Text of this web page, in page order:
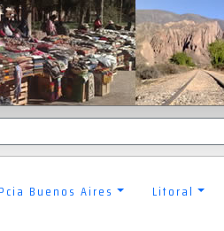
Pcia Buenos Aires Litoral